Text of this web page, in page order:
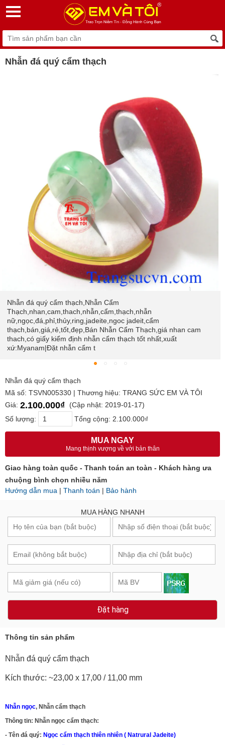
Nhẫn đá quý cẩm thạch
Nhẫn đá quý cẩm thạch,Nhẫn Cẩm
Thạch,nhan,cam,thach,nhẫn,cẩm,thạch,nhẫn
nữ,ngọc,đá,phỉ,thủy,ring,jadeite,ngoc jadeit,cẩm
thạch,bán,giá,rẻ,tốt,đẹp,Bán Nhẫn Cẩm Thạch,giá nhan cam
thach,có giấy kiểm định nhẫn cẩm thạch tốt nhất,xuất
xứ:Myanam|Đặt nhẫn cẩm t
Nhẫn đá quý cẩm thạch
Mã số: TSVN005330 | Thương hiệu: TRANG SỨC EM VÀ TÔI
Giá: 2.100.000₫
(Cập nhật: 2019-01-17)
Số lượng:
Tổng cộng: 2.100.000₫
MUA NGAY
Mang thịnh vượng về với bản thân
Giao hàng toàn quốc - Thanh toán an toàn - Khách hàng ưa
chuộng bình chọn nhiều năm
Hướng dẫn mua | Thanh toán | Bảo hành
MUA HÀNG NHANH
Đặt hàng
Thông tin sản phẩm
Nhẫn đá quý cẩm thạch
Kích thước: ~23,00 x 17,00 / 11,00 mm
Nhẫn ngọc, Nhẫn cẩm thạch
Thông tin: Nhẫn ngọc cẩm thạch:
- Tên đá quý: Ngọc cẩm thạch thiên nhiên ( Natrural Jadeite)